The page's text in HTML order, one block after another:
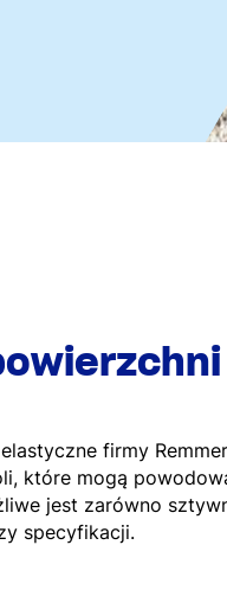
firmy
które mogą
jest zarówno
specyfikacji.